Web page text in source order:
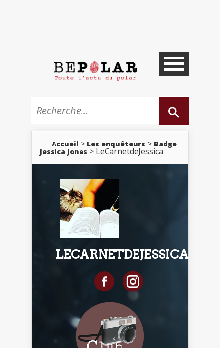
Accueil > Les enquêteurs > Badge
Jessica Jones > LeCarnetdeJessica
LECARNETDEJESSICA